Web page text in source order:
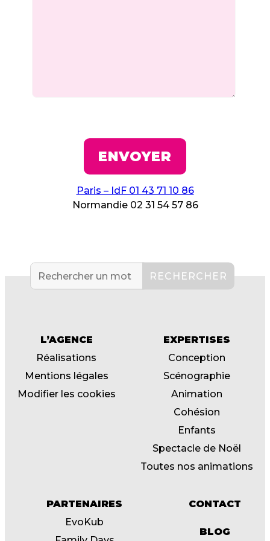
Paris – IdF 01 43 71 10 86
Normandie 02 31 54 57 86
L’AGENCE
Réalisations
Mentions légales
Modifier les cookies
EXPERTISES
Conception
Scénographie
Animation
Cohésion
Enfants
Spectacle de Noël
Toutes nos animations
PARTENAIRES
EvoKub
CONTACT
BLOG